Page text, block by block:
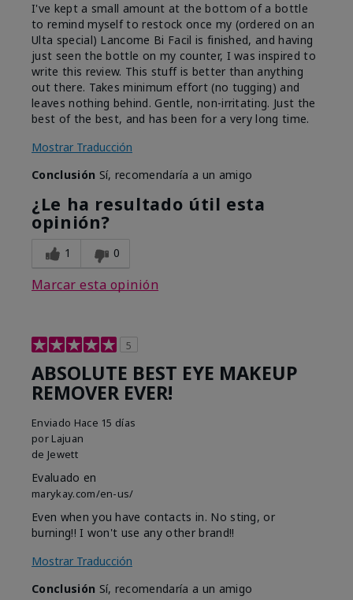
I've kept a small amount at the bottom of a bottle
to remind myself to restock once my (ordered on an
Ulta special) Lancome Bi Facil is finished, and having
just seen the bottle on my counter, I was inspired to
write this review. This stuff is better than anything
out there. Takes minimum effort (no tugging) and
leaves nothing behind. Gentle, non-irritating. Just the
best of the best, and has been for a very long time.
Mostrar Traducción
Conclusión Sí, recomendaría a un amigo
¿Le ha resultado útil esta
opinión?
1 0
Marcar esta opinión
5
ABSOLUTE BEST EYE MAKEUP
REMOVER EVER!
Enviado Hace 15 días
por Lajuan
de Jewett
Evaluado en
marykay.com/en-us/
Even when you have contacts in. No sting, or
burning!! I won't use any other brand!!
Mostrar Traducción
Conclusión Sí, recomendaría a un amigo